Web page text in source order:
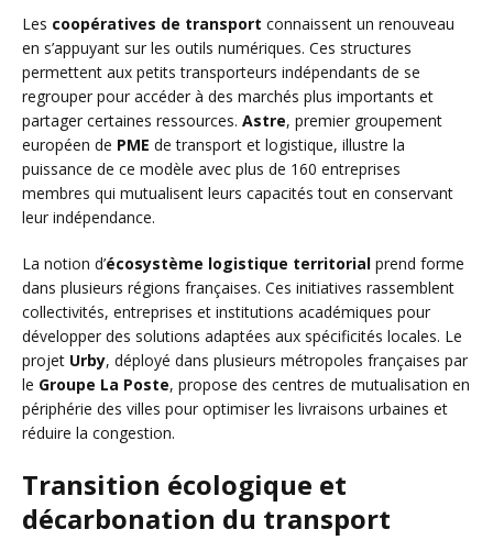
Les coopératives de transport connaissent un renouveau
en s’appuyant sur les outils numériques. Ces structures
permettent aux petits transporteurs indépendants de se
regrouper pour accéder à des marchés plus importants et
partager certaines ressources. Astre, premier groupement
européen de PME de transport et logistique, illustre la
puissance de ce modèle avec plus de 160 entreprises
membres qui mutualisent leurs capacités tout en conservant
leur indépendance.
La notion d’écosystème logistique territorial prend forme
dans plusieurs régions françaises. Ces initiatives rassemblent
collectivités, entreprises et institutions académiques pour
développer des solutions adaptées aux spécificités locales. Le
projet Urby, déployé dans plusieurs métropoles françaises par
le Groupe La Poste, propose des centres de mutualisation en
périphérie des villes pour optimiser les livraisons urbaines et
réduire la congestion.
Transition écologique et
décarbonation du transport